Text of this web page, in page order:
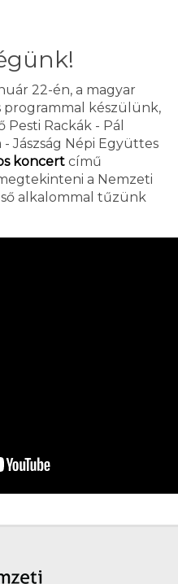
22-én, a magyar
készülünk,
Pesti Rackák - Pál
- Jászság Népi Együttes
koncert című
a Nemzeti
alkalommal tűzünk